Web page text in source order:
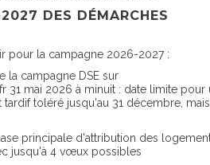
DES DÉMARCHES
pour la campagne 2026-2027 :
la campagne DSE sur
31 mai 2026 à minuit : date limite pour
toléré jusqu'au 31 décembre,
principale d'attribution des
jusqu'à 4 vœux possibles